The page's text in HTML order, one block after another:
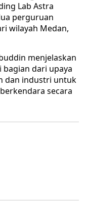
Lab Astra
perguruan
wilayah Medan,
menjelaskan
bagian dari upaya
dan industri untuk
secara